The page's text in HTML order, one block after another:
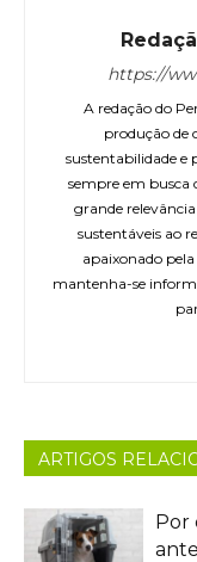
https://
A redação do
produção de
sustentabilidade e
sempre em busca
grande
sustentáveis ao
apaixonado
mantenha-se
ARTIGOS
Por